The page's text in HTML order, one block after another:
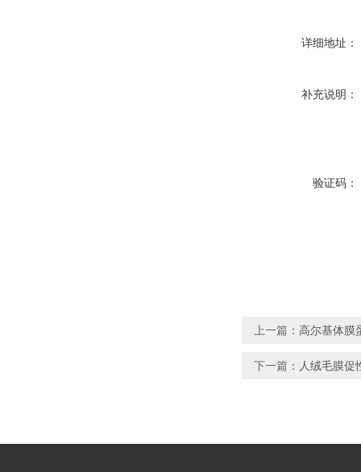
详细地址：
补充说明：
验证码：
上一篇： 高尔基体膜
下一篇： 人绒毛膜促